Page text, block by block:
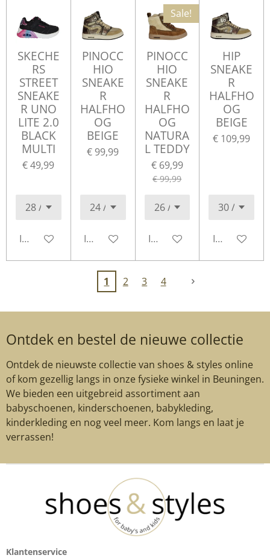
SKECHE
RS
STREET
SNEAKE
R UNO
LITE 2.0
BLACK
MULTI
€ 49,99
In winkelwagen
PINOCC
HIO
SNEAKE
R
HALFHO
OG
BEIGE
€ 99,99
In winkelwagen
Sale!
PINOCC
HIO
SNEAKE
R
HALFHO
OG
NATURA
L TEDDY
€ 69,99
€ 99,99
In winkelwagen
HIP
SNEAKE
R
HALFHO
OG
BEIGE
€ 109,99
In
1 2 3 4
Ontdek en bestel de nieuwe collectie
Ontdek de nieuwste collectie van shoes & styles online
of kom gezellig langs in onze fysieke winkel in Beuningen.
We bieden een uitgebreid assortiment aan
babyschoenen, kinderschoenen, babykleding,
kinderkleding en nog veel meer. Kom langs en laat je
verrassen!
Klantenservice